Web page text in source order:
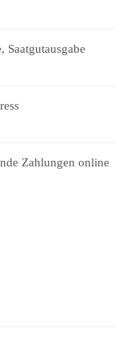
Zahlungen online